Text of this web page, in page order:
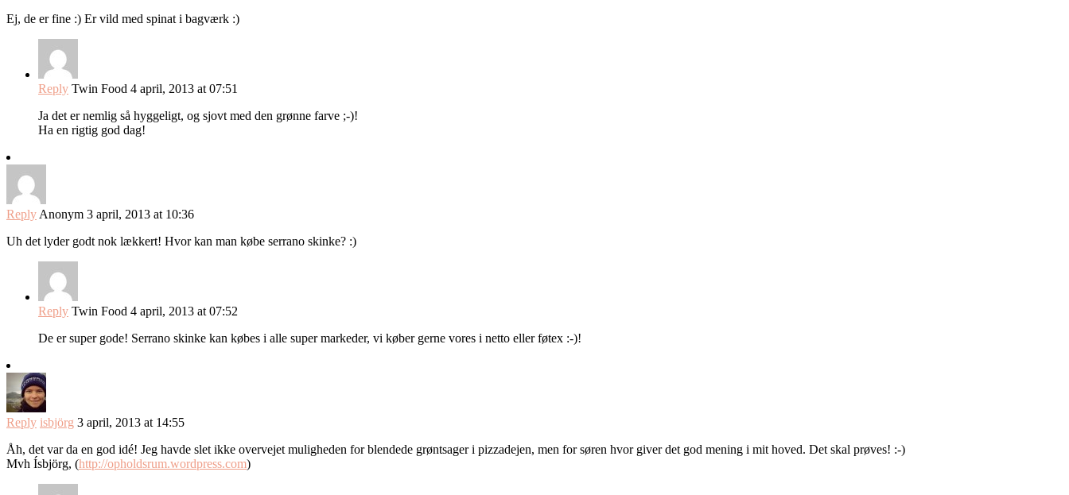
Ej, de er fine :) Er vild med spinat i bagværk :)
Reply Twin Food 4 april, 2013 at 07:51
Ja det er nemlig så hyggeligt, og sjovt med den grønne farve ;-)!
Ha en rigtig god dag!
Reply Anonym 3 april, 2013 at 10:36
Uh det lyder godt nok lækkert! Hvor kan man købe serrano skinke? :)
Reply Twin Food 4 april, 2013 at 07:52
De er super gode! Serrano skinke kan købes i alle super markeder, vi køber gerne vores i netto eller føtex :-)!
Reply isbjörg 3 april, 2013 at 14:55
Åh, det var da en god idé! Jeg havde slet ikke overvejet muligheden for blendede grøntsager i pizzadejen, men for søren hvor giver det god mening i mit hoved. Det skal prøves! :-)
Mvh Ísbjörg, (http://opholdsrum.wordpress.com)